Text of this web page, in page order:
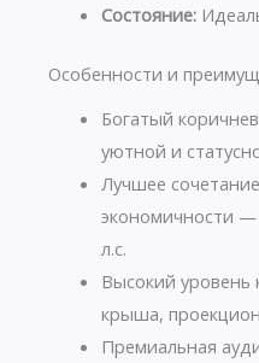
Состояние:
Особенности и
Богатый
уютной и
Лучшее
экономичности —
л.с.
Высокий уровень
крыша,
Премиальная